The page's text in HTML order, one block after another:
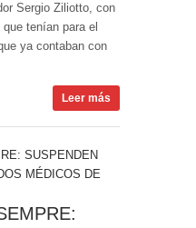
Sergio Ziliotto, con
tenían para el
ya contaban con
Leer más